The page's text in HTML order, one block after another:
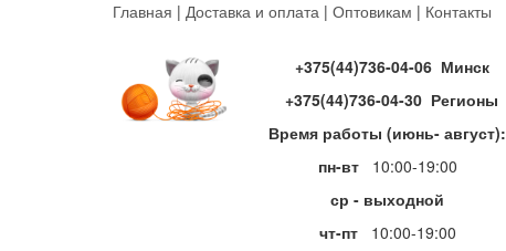
Главная | Доставка и оплата | Оптовикам | Контакты
+375(44)736-04-06 Минск
+375(44)736-04-30 Регионы
Время работы (июнь- август):
пн-вт
10:00-19:00
ср - выходной
чт-пт 10:00-19:00